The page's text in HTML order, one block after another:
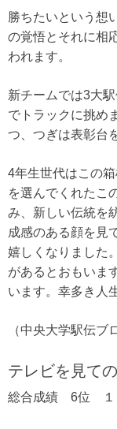
勝ちたいという想
の覚悟とそれに相
われます。
新チームでは3大
でトラックに挑め
つ、つぎは表彰台
4年生世代はこの
を選んでくれたこ
み、新しい伝統を
成感のある顔を見
嬉しくなりました
があるとおもいま
います。幸多き人
（中央大学駅伝ブ
テレビを見て
総合成績 6位 １